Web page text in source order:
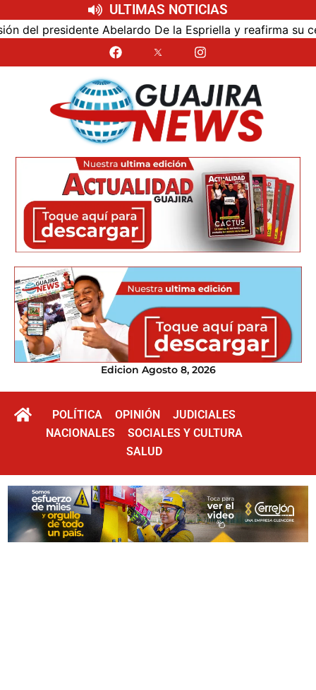
ULTIMAS NOTICIAS
Abelardo De la Espriella y reafirma su cercanía con
Edicion Agosto 8, 2026
POLÍTICA OPINIÓN
JUDICIALES
NACIONALES
SOCIALES Y CULTURA
SALUD